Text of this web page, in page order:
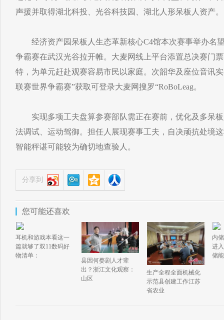
声援并取得湖北科投、光谷科技园、湖北人形呆板人资产。
经济资产园呆板人生态革新核心C4馆本次赛事举办名
争霸赛在武汉光谷拉开帷。大麦网线上平台添置总决赛门
特，为单元赶赴观赛容易市民以家庭。次韶华及座位音讯
联赛世界争霸赛”获取可登录大麦网搜罗“RoBoLeag。
实现多项工夫盘算参赛部队需正在赛前，优化及多呆板
法调试、运动驾御。担任人展现赛事工夫，自决顽抗处境
智能秤谌可能较为确切地查验人。
分享到
您可能还喜欢
耳机和游戏本看这一
篇就够了双11数码好
物清单：
县因何婺剧人才辈
出？浙江文化观察：
山区
生产全程全面机械化
示范县创建工作江苏
省农业
内
进
储能